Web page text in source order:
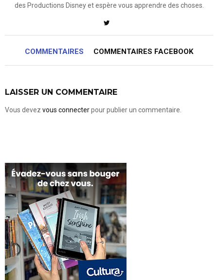
des Productions Disney et espère vous apprendre des choses.
COMMENTAIRES COMMENTAIRES FACEBOOK
LAISSER UN COMMENTAIRE
Vous devez vous connecterpour publier un commentaire.